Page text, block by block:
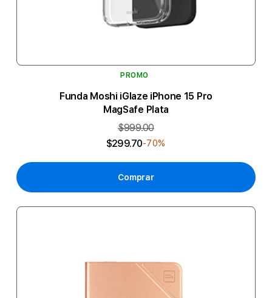
PROMO
Funda Moshi iGlaze iPhone 15 Pro
MagSafe Plata
$999.00
$299.70-70%
Comprar